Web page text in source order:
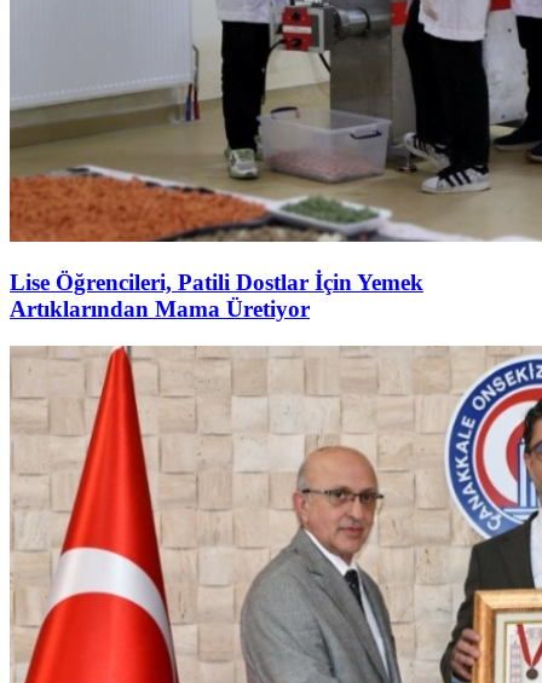
Lise Öğrencileri, Patili Dostlar İçin Yemek
Artıklarından Mama Üretiyor